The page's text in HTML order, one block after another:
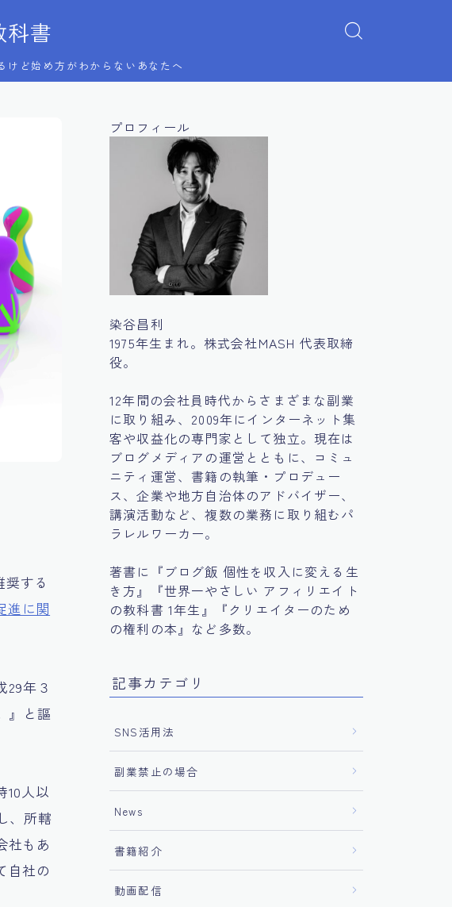
科書
ど始め方がわからないあなたへ
する
進に関
29年３
』と謳
10人以
、所轄
社もあ
自社の
プロフィール
染谷昌利
1975年生まれ。株式会社MASH 代表取締
役。
12年間の会社員時代からさまざまな副業
に取り組み、2009年にインターネット集
客や収益化の専門家として独立。現在は
ブログメディアの運営とともに、コミュ
ニティ運営、書籍の執筆・プロデュー
ス、企業や地方自治体のアドバイザー、
講演活動など、複数の業務に取り組むパ
ラレルワーカー。
著書に『ブログ飯 個性を収入に変える生
き方』『世界一やさしい アフィリエイト
の教科書 1年生』『クリエイターのため
の権利の本』など多数。
記事カテゴリ
SNS活用法
副業禁止の場合
News
書籍紹介
動画配信